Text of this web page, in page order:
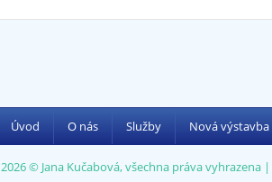
Úvod O nás Služby Nová výstavba
2026 © Jana Kučabová, všechna práva vyhrazena |